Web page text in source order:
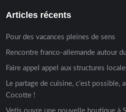
Articles récents
Pour des vacances pleines de sens
Rencontre franco-allemande autour
Faire appel appel aux structures
Le partage de cuisine, c’est possible,
Cocotte !